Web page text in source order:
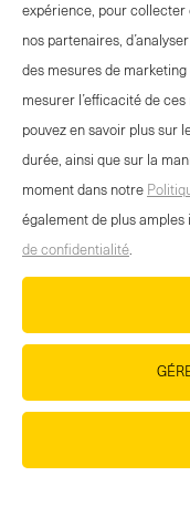
- +Select
quantity
between
and
OFFRE
CONTACT
NEWSLETTER
MENTIONS
DONNÉES
DIRECTIVES
HTTPS://
DONNEES-DES-
expérience, pour collecter
nos partenaires,
des mesures de
mesurer l’efficacité de
pouvez en savoir plus sur
durée, ainsi que sur la
moment dans notre
également de plus
de confidentialité.